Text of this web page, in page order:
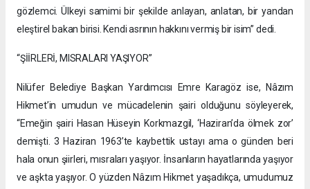
gözlemci. Ülkeyi samimi bir şekilde anlayan, anlatan, bir yandan
eleştirel bakan birisi. Kendi asrının hakkını vermiş bir isim” dedi.
“ŞİİRLERİ, MISRALARI YAŞIYOR”
Nilüfer Belediye Başkan Yardımcısı Emre Karagöz ise, Nâzım
Hikmet’in umudun ve mücadelenin şairi olduğunu söyleyerek,
“Emeğin şairi Hasan Hüseyin Korkmazgil, ‘Haziran’da ölmek zor’
demişti. 3 Haziran 1963’te kaybettik ustayı ama o günden beri
hala onun şiirleri, mısraları yaşıyor. İnsanların hayatlarında yaşıyor
ve aşkta yaşıyor. O yüzden Nâzım Hikmet yaşadıkça, umudumuz